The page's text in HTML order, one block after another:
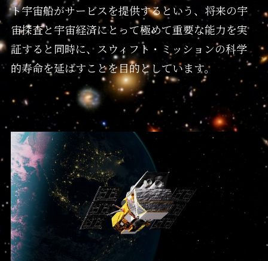
ト宇宙船がサービスを提供するという、将来の宇
宙探査と宇宙経済にとって極めて重要な能力を実
証すると同時に、スウィフト・ミッションの科学
的寿命を延ばすことを目的としています。